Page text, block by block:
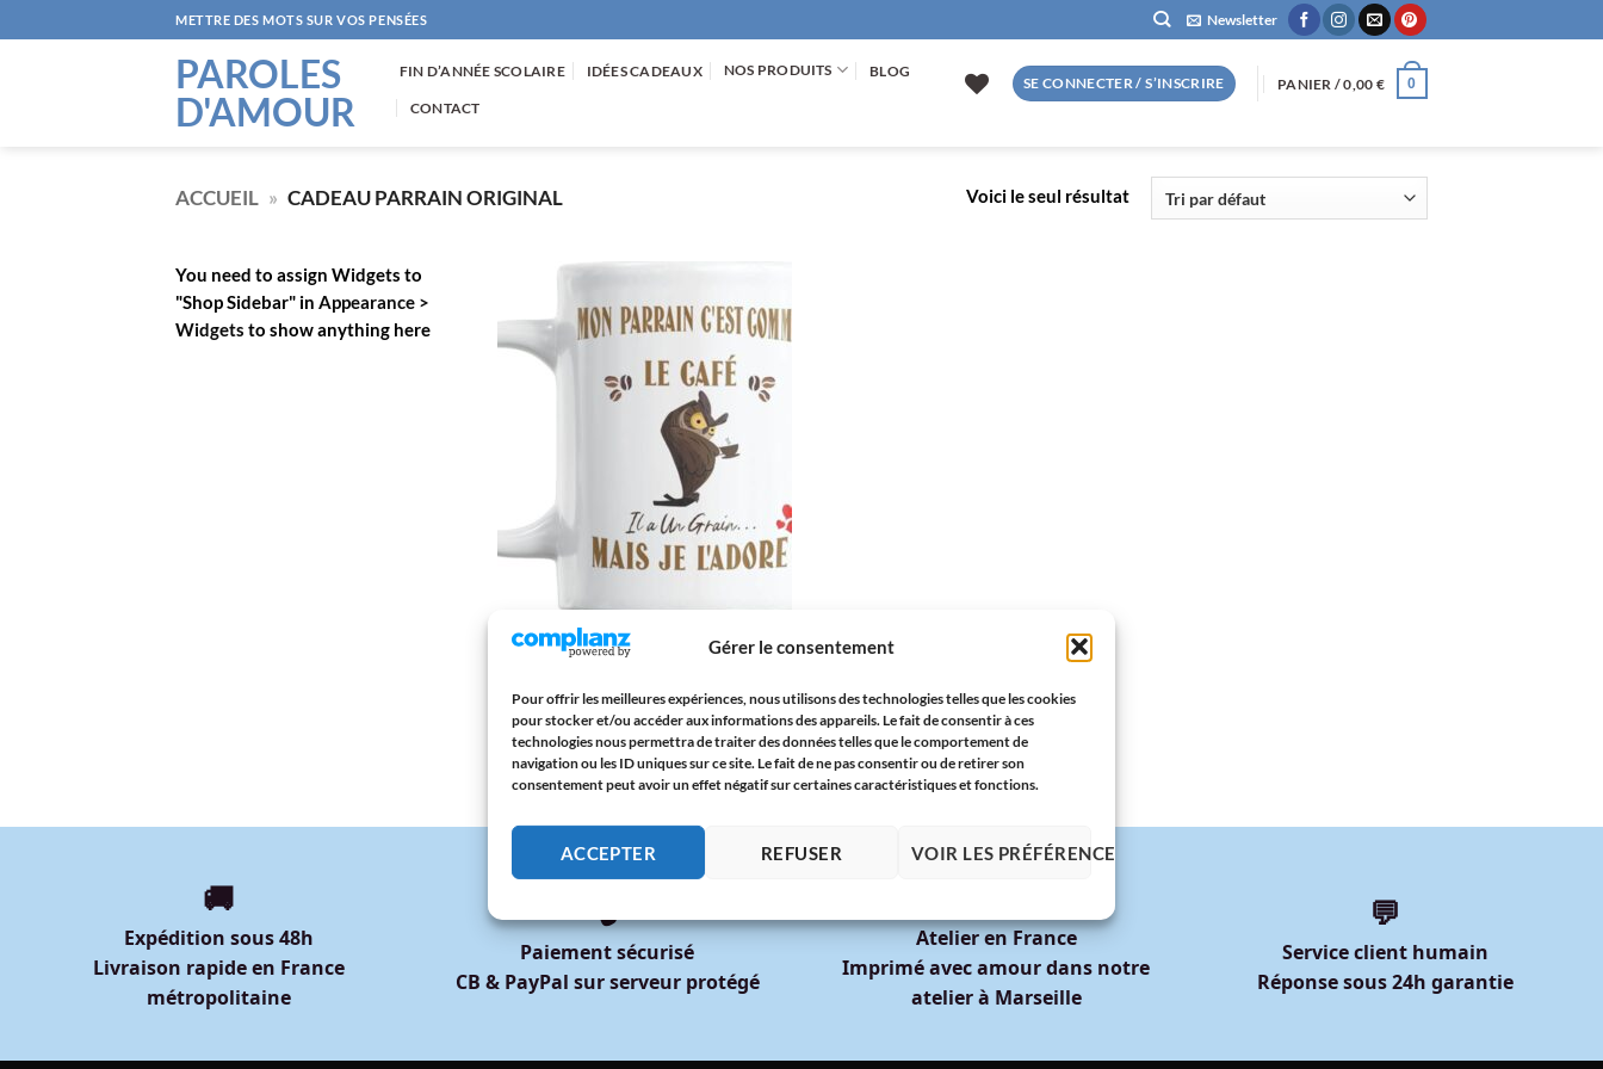
Gérer le consentement
Pour offrir les meilleures expériences, nous utilisons des technologies telles que les cookies
pour stocker et/ou accéder aux informations des appareils. Le fait de consentir à ces
technologies nous permettra de traiter des données telles que le comportement de
navigation ou les ID uniques sur ce site. Le fait de ne pas consentir ou de retirer son
consentement peut avoir un effet négatif sur certaines caractéristiques et fonctions.
ACCEPTER REFUSER VOIR LES PRÉFÉRENCES
au
METTRE DES MOTS SUR VOS PENSÉES Newsletter
PAROLES
D'AMOUR
FIN D’ANNÉE SCOLAIRE IDÉES CADEAUX NOS PRODUITS BLOG
CONTACT
SE CONNECTER / S’INSCRIRE PANIER /0,00 € 0
ACCUEIL » CADEAU PARRAIN ORIGINAL Voici le seul résultat
You need to assign Widgets to
"Shop Sidebar" in Appearance >
Widgets to show anything here
AJOUTER
LISTE
D’ENVIES
PARRAIN
Mug Humour Mon Parrain – « Mon
Grain… Mais Je l’Adore » | Cadeau
Original et Tendre – Paroles d’Amour
12,95€
🚚
Expédition sous 48h
Livraison rapide en France
métropolitaine
🔒
Paiement sécurisé
CB & PayPal sur serveur protégé
Atelier en France
Imprimé avec amour dans notre
atelier à Marseille
💬
Service client humain
Réponse sous 24h garantie